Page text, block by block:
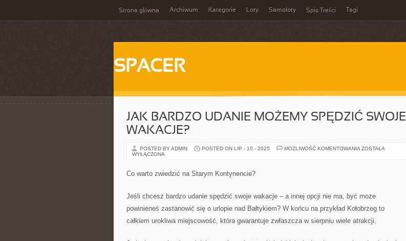
Strona główna Archiwum Kategorie Loty Samoloty Spis Treści Tagi
SPACER
JAK BARDZO UDANIE MOŻEMY SPĘDZIĆ SWOJE
WAKACJE?
POSTED BY ADMIN POSTED ON LIP - 10 - 2025 MOŻLIWOŚĆ KOMENTOWANIA JAK
ZOSTAŁA
WYŁĄCZONA
Co warto zwiedzić na Starym Kontynencie?
Jeśli chcesz bardzo udanie spędzić swoje wakacje – a innej opcji nie ma, być może
powinieneś zastanowić się o urlopie nad Bałtykiem? W końcu na przykład Kołobrzeg to
całkiem urokliwa miejscowość, która gwarantuje zwłaszcza w sierpniu wiele atrakcji.